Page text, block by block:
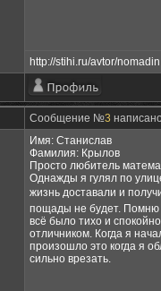
http://stihi.ru/avtor/nomadin
Сообщение №3
Имя: Станислав
Фамилия: Крылов
Просто любитель
Однажды я гулял по
жизнь доставали и
пощады не будет. Помню
всё было тихо и
отличником. Когда я
произошло это когда я
сильно врезать.